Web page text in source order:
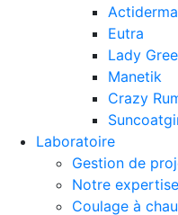
Actiderma
Eutra
Lady
Manetik
Crazy
Laboratoire
Gestion de
Notre expertise
Coulage à